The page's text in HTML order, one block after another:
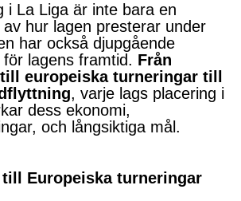
i La Liga är inte bara en
av hur lagen presterar under
har också djupgående
för lagens framtid. Från
europeiska turneringar till
, varje lags placering i
dess ekonomi,
och långsiktiga mål.
Europeiska turneringar